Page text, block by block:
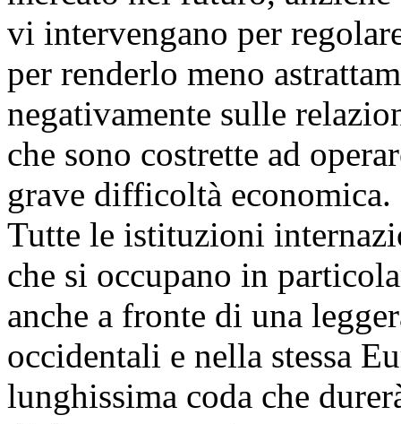
vi intervengano per
per renderlo meno
negativamente sulle
che sono costrette ad
grave difficoltà economica.
Tutte le istituzioni
che si occupano in
anche a fronte di una
occidentali e nella stessa
lunghissima coda che